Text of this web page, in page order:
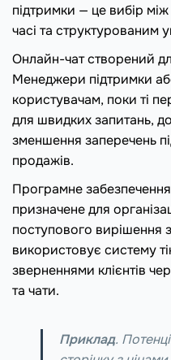
підтримки — це вибір
часі та структурованим
Онлайн-чат створений
Менеджери підтримки
користувачам, поки ті
для швидких запитань,
зменшення заперечень
продажів.
Програмне
призначене для
поступового вирішення
використовує систему
зверненнями клієнтів
та чати.
Приклад.